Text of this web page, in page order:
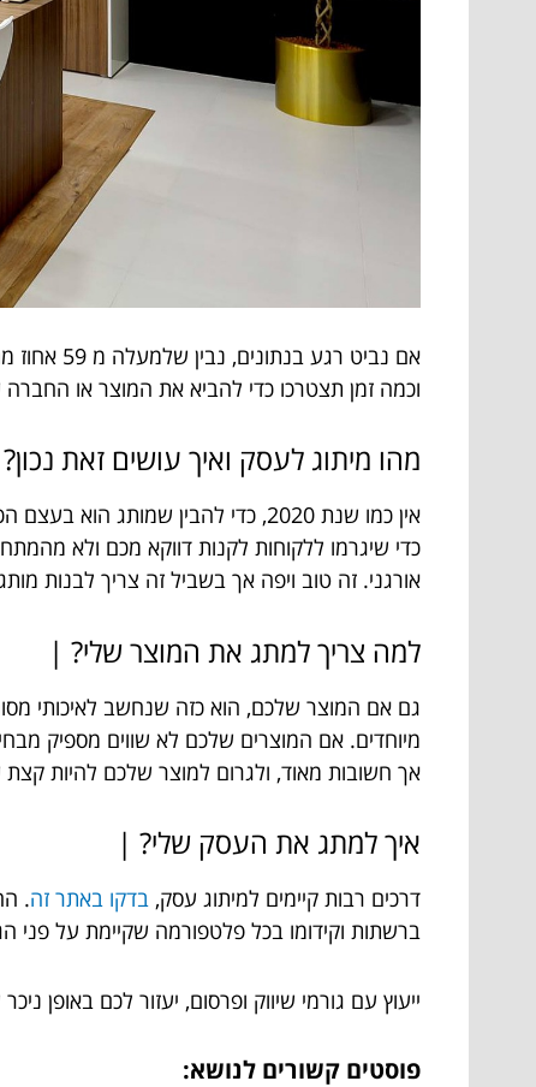
אם
וכמה זמן תצטרכו כדי להביא את המוצר או
מהו מיתוג לעסק ואיך עושים זאת
אין כמו שנת 2020, כדי להבין
כדי שיגרמו ללקוחות לקנות דווקא מכם ולא
אורגני. זה טוב ויפה אך בשביל זה צריך לבנות
למה צריך למתג את המוצר שלי? |
גם אם המוצר שלכם, הוא כזה שנחשב לאיכותי
מיוחדים. אם המוצרים שלכם לא שווים מספיק
אך חשובות מאוד, ולגרום למוצר שלכם להיות
איך למתג את העסק שלי? |
דרכים רבות קיימים למיתוג עסק, בדקו באתר זה.
ברשתות וקידומו בכל פלטפורמה שקיימת על פני
ייעוץ עם גורמי שיווק ופרסום, יעזור לכם באופן
פוסטים קשורים לנושא: